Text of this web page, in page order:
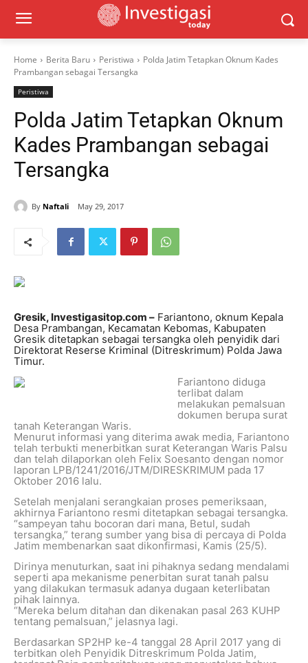
Home Berita Baru Peristiwa
Polda Jatim Tetapkan Oknum Kades
Prambangan sebagai Tersangka
Peristiwa
Polda Jatim Tetapkan Oknum
Kades Prambangan sebagai
Tersangka
By Naftali May 29, 2017
Gresik, Investigasitop.com – Fariantono, oknum Kepala
Desa Prambangan, Kecamatan Kebomas, Kabupaten
Gresik ditetapkan sebagai tersangka oleh penyidik dari
Direktorat Reserse Kriminal (Ditreskrimum) Polda Jawa
Timur.
Fariantono diduga
terlibat dalam
melakukan pemalsuan
dokumen berupa surat
tanah Keterangan Waris.
Menurut informasi yang diterima awak media, Fariantono
telah terbukti menerbitkan surat Keterangan Waris Palsu
dan telah dilaporkan oleh Felix Soesanto dengan nomor
laporan LPB/1241/2016/JTM/DIRESKRIMUM pada 17
Oktober 2016 lalu.
Setelah menjalani serangkaian proses pemeriksaan,
akhirnya Fariantono resmi ditetapkan sebagai tersangka.
“sampeyan tahu bocoran dari mana, Betul, sudah
tersangka,” terang sumber yang bisa di percaya di Polda
Jatim membenarkan saat dikonfirmasi, Kamis (25/5).
Dirinya menuturkan, saat ini pihaknya sedang mendalami
seperti apa mekanisme penerbitan surat tanah palsu
yang dilakukan termasuk adanya dugaan keterlibatan
pihak lainnya.
“Mereka belum ditahan dan dikenakan pasal 263 KUHP
tentang pemalsuan,” jelasnya lagi.
Berdasarkan SP2HP ke-4 tanggal 28 April 2017 yang di
terbitkan oleh Penyidik Ditreskrimum Polda Jatim,